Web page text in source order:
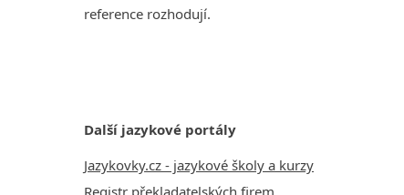
reference rozhodují.
Další jazykové portály
Jazykovky.cz - jazykové školy a kurzy
Registr překladatelských firem